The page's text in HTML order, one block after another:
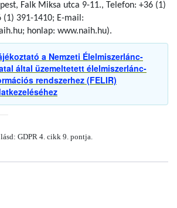
Falk Miksa utca 9-11., Telefon: +36 (1)
(1) 391-1410; E-mail:
honlap: www.naih.hu).
a Nemzeti Élelmiszerlánc-
által üzemeltetett élelmiszerlánc-
rendszerhez (FELIR)
GDPR 4. cikk 9. pontja.